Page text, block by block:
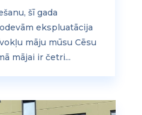
šī gada
ekspluatācija
māju mūsu Cēsu
mājai ir četri...